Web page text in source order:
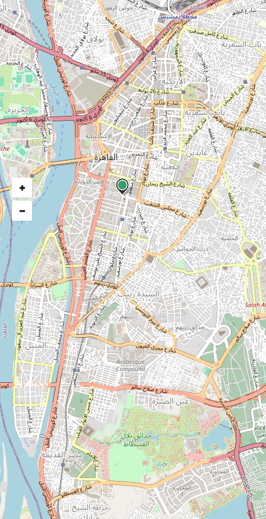
+
−
بــحــث
استخراج صورة من منشور مالى
"خدمات الشهر العقارى"
التصنيف : خدمات الشهر العقارى الألكترونية
الـمـسـئـول :وزارة العدل
عدد المشاهدات: 1738
ارقام عن الخدمة
التصنيف
خدمات الشهر العقارى الألكترونية
رابط مقدم الخدمة
اضغط للوصول
وصف الخدمة